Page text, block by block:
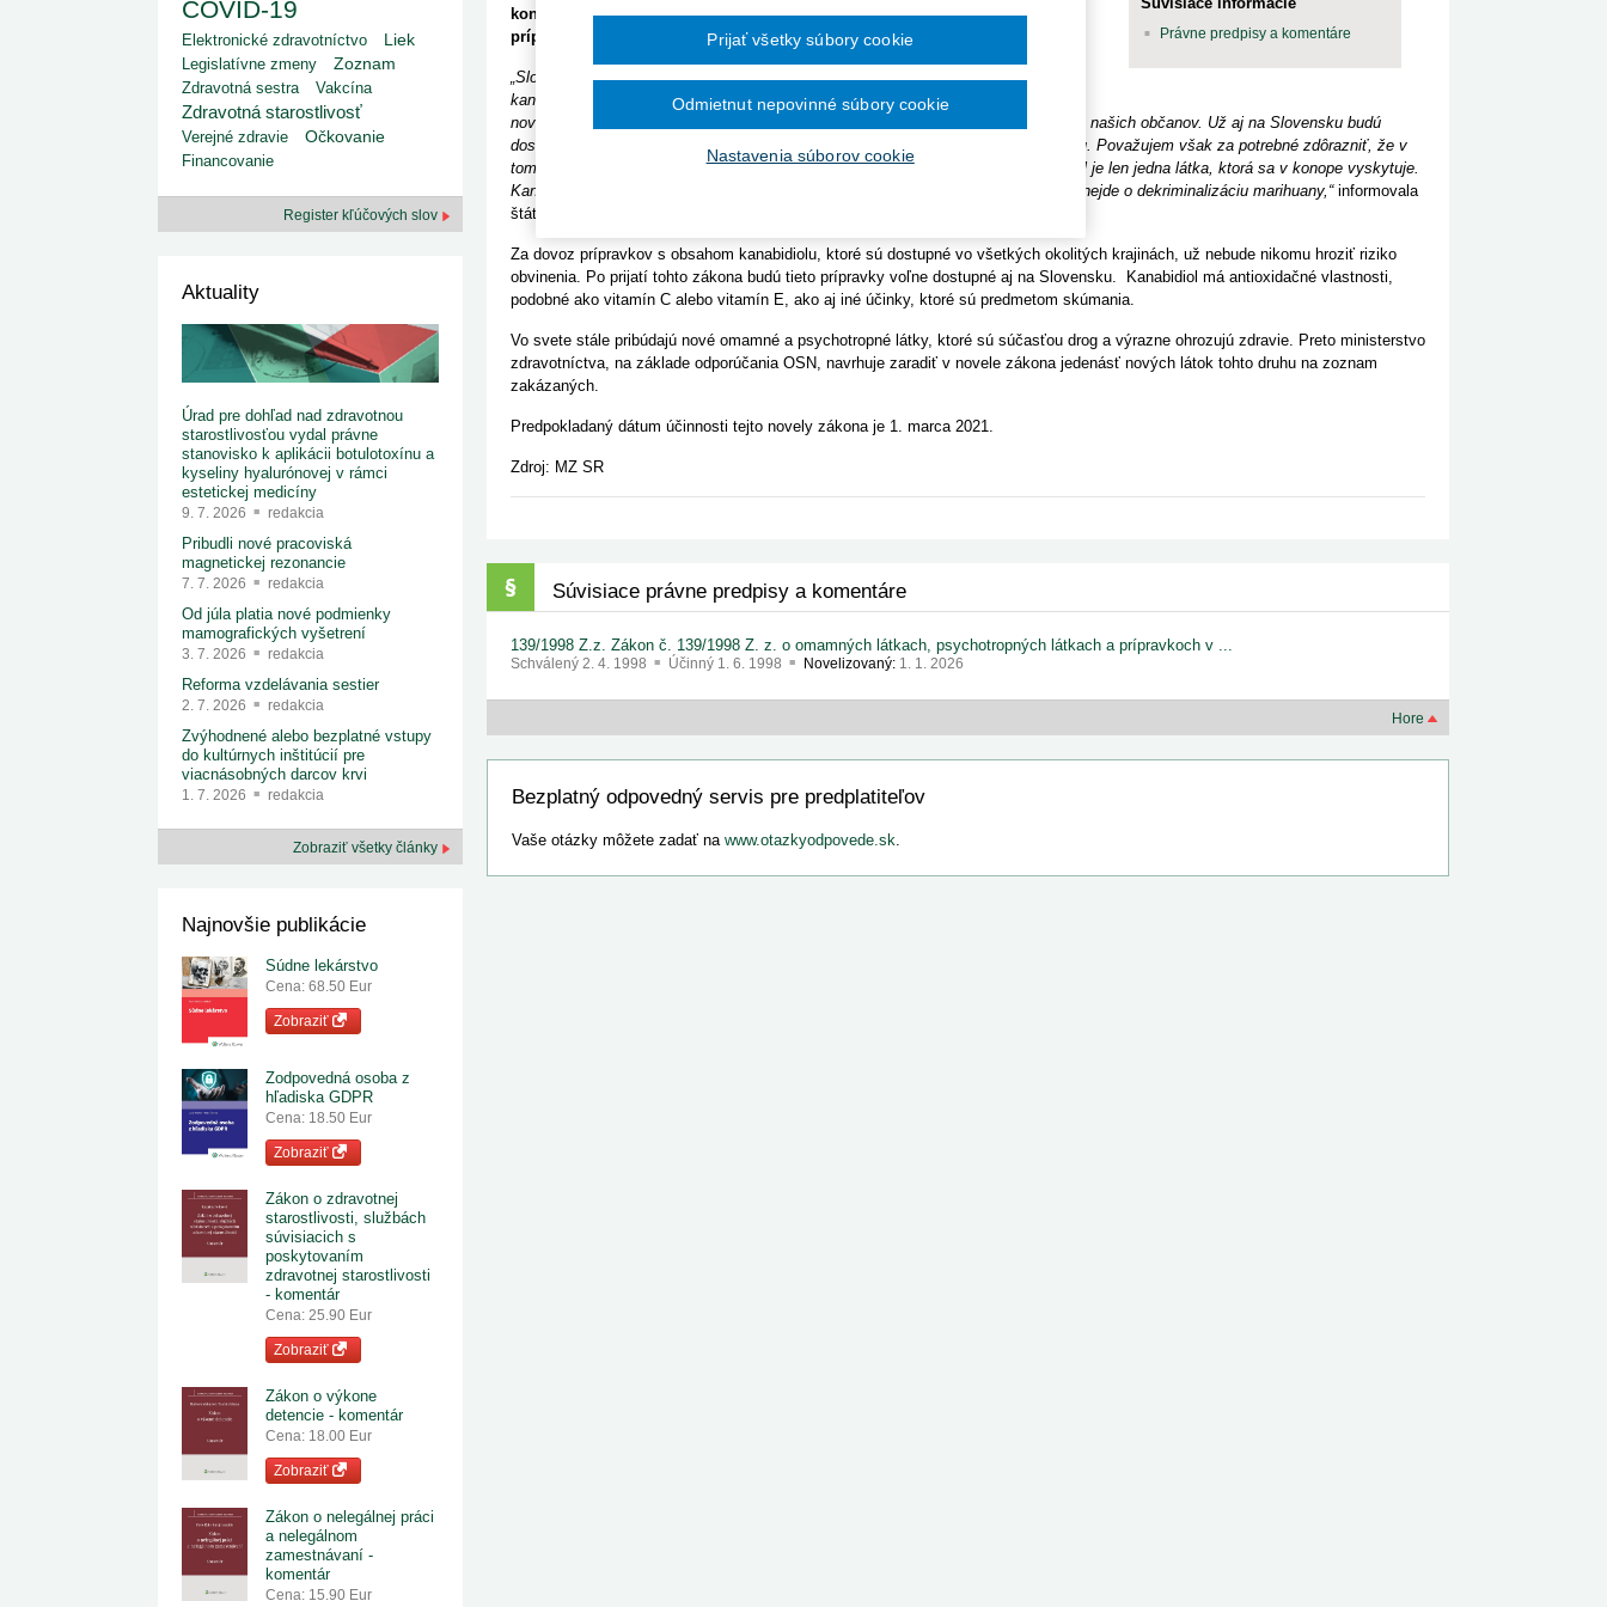
1. 7. 2026
redakcia
Ministerstvo zdravotníctva zverejnilo aktualizovaný
zoznam kategori...
29. 6. 2026
redakcia
Rezort zdravotníctva zverejnil zoznam
kategorizovaných špeciálnych ...
29. 6. 2026
redakcia
Výzva na podporu dostupnosti zdravotnej
22. 6. 2026
redakcia
2015
2012
Ročník 2013
Ročník 2012
Ročník 2010
Ročník 2026
Právne predpisy a komentáre
konania novelu zákona o omamných látkach, psychotropných látkach a
prípravkoch (z. č. 139/1998 Z. z.).
„Slovenská republika je jediným členským štátom Európskej únie, ktorý má
kanabidiol (CBD) stále v zozname omamných a psychotropných látok. Uvedenou
novelou zákona navrhujeme kanabidiol zo zoznamu vyradiť. Ide o dobrú správu pre našich občanov. Už aj na Slovensku budú
dostupné masti, výživové doplnky či kozmetické prípravky s obsahom kanabidiolu. Považujem však za potrebné zdôrazniť, že v
tomto prípade nejde o samotnú konope - teda extrakt z rastlín cannabis. Kanabidiol je len jedna látka, ktorá sa v konope vyskytuje.
Kanabidiol nemá psychogénne účinky a nevyvoláva závislosť. V žiadnom prípade nejde o dekriminalizáciu marihuany,“ informovala
štátna tajomníčka ministerstva zdravotníctva Jana Ježíková.
Za dovoz prípravkov s obsahom kanabidiolu, ktoré sú dostupné vo všetkých okolitých krajinách, už nebude nikomu hroziť riziko
obvinenia. Po prijatí tohto zákona budú tieto prípravky voľne dostupné aj na Slovensku. Kanabidiol má antioxidačné vlastnosti,
podobné ako vitamín C alebo vitamín E, ako aj iné účinky, ktoré sú predmetom skúmania.
Vo svete stále pribúdajú nové omamné a psychotropné látky, ktoré sú súčasťou drog a výrazne ohrozujú zdravie. Preto ministerstvo
zdravotníctva, na základe odporúčania OSN, navrhuje zaradiť v novele zákona jedenásť nových látok tohto druhu na zoznam
zakázaných.
Predpokladaný dátum účinnosti tejto novely zákona je 1. marca 2021.
Zdroj: MZ SR
Súvisiace právne predpisy a komentáre
139/1998 Z.z. Zákon č. 139/1998 Z. z. o omamných látkach, psychotropných látkach a prípravkoch v ...
Schválený 2. 4. 1998 Účinný 1. 6. 1998 Novelizovaný: 1. 1. 2026
Hore
Bezplatný odpovedný servis pre predplatiteľov
Vaše otázky môžete zadať na www.otazkyodpovede.sk.
COVID-19
Elektronické zdravotníctvo Liek
Legislatívne zmeny
Zoznam
Zdravotná sestra
Vakcína
Zdravotná starostlivosť
Verejné zdravie
Očkovanie
Financovanie
Register kľúčových slov
Aktuality
Úrad pre dohľad nad zdravotnou
starostlivosťou vydal právne
stanovisko k aplikácii botulotoxínu a
kyseliny hyalurónovej v rámci
estetickej medicíny
9. 7. 2026 redakcia
Pribudli nové pracoviská
magnetickej rezonancie
7. 7. 2026 redakcia
Od júla platia nové podmienky
mamografických vyšetrení
3. 7. 2026 redakcia
Reforma vzdelávania sestier
2. 7. 2026 redakcia
Zvýhodnené alebo bezplatné vstupy
do kultúrnych inštitúcií pre
viacnásobných darcov krvi
1. 7. 2026 redakcia
Zobraziť všetky články
Najnovšie publikácie
Súdne lekárstvo
Cena: 68.50 Eur
Zobraziť
Zodpovedná osoba z
hľadiska GDPR
Cena: 18.50 Eur
Zobraziť
Zákon o zdravotnej
starostlivosti, službách
súvisiacich s
poskytovaním
zdravotnej starostlivosti
- komentár
Cena: 25.90 Eur
Zobraziť
Zákon o výkone
detencie - komentár
Cena: 18.00 Eur
Zobraziť
Zákon o nelegálnej práci
a nelegálnom
zamestnávaní -
komentár
Cena: 15.90 Eur
Nastavenia súborov cookie
Odmietnut nepovinné súbory cookie
Prijať všetky súbory cookie